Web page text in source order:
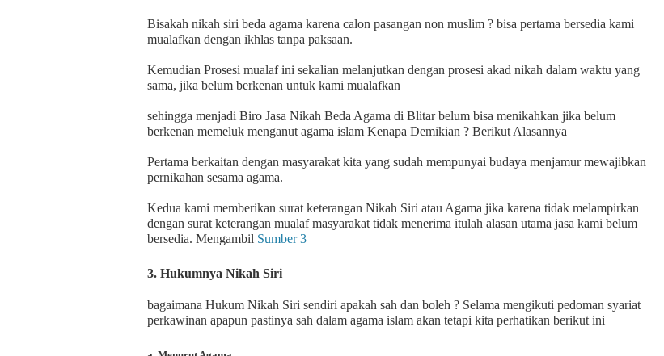
Bisakah nikah siri beda agama karena calon pasangan non muslim ? bisa pertama bersedia kami
mualafkan dengan ikhlas tanpa paksaan.
Kemudian Prosesi mualaf ini sekalian melanjutkan dengan prosesi akad nikah dalam waktu yang
sama, jika belum berkenan untuk kami mualafkan
sehingga menjadi Biro Jasa Nikah Beda Agama di Blitar belum bisa menikahkan jika belum
berkenan memeluk menganut agama islam Kenapa Demikian ? Berikut Alasannya
Pertama berkaitan dengan masyarakat kita yang sudah mempunyai budaya menjamur mewajibkan
pernikahan sesama agama.
Kedua kami memberikan surat keterangan Nikah Siri atau Agama jika karena tidak melampirkan
dengan surat keterangan mualaf masyarakat tidak menerima itulah alasan utama jasa kami belum
bersedia. Mengambil Sumber 3
3. Hukumnya Nikah Siri
bagaimana Hukum Nikah Siri sendiri apakah sah dan boleh ? Selama mengikuti pedoman syariat
perkawinan apapun pastinya sah dalam agama islam akan tetapi kita perhatikan berikut ini